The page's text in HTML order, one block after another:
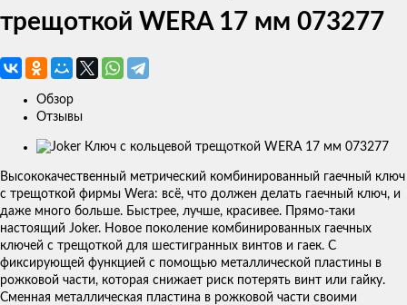
трещоткой WERA 17 мм 073277
Обзор
Отзывы
Изображения
товаров
Высококачественный метрический комбинированный гаечный ключ
с трещоткой фирмы Wera: всё, что должен делать гаечный ключ, и
даже много больше. Быстрее, лучше, красивее. Прямо-таки
настоящий Joker. Новое поколение комбинированных гаечных
ключей с трещоткой для шестигранных винтов и гаек. С
фиксирующей функцией с помощью металлической пластины в
рожковой части, которая снижает риск потерять винт или гайку.
Сменная металлическая пластина в рожковой части своими